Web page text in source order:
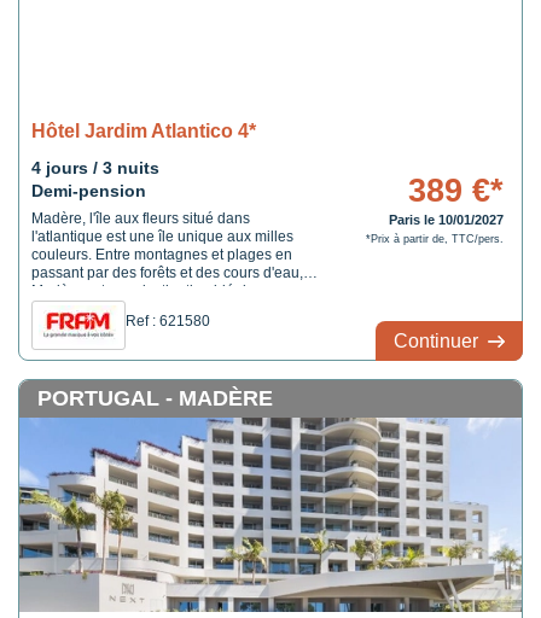
Hôtel Jardim Atlantico 4*
4 jours / 3 nuits
Demi-pension
Madère, l'île aux fleurs situé dans
l'atlantique est une île unique aux milles
couleurs. Entre montagnes et plages en
passant par des forêts et des cours d'eau,
Madère est une destination idéale pour
ceux aimant la nature et la liberté. De
nombreuses randonnées parcourent l'île et
permettent de découvrir des paysages
différents et envoutants. ...
Ref : 621580
389 €*
Paris le 10/01/2027
*Prix à partir de, TTC/pers.
Continuer
PORTUGAL - MADÈRE